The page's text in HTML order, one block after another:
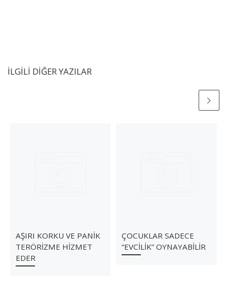
İLGILI DIĞER YAZILAR
AŞIRI KORKU VE PANİK
TERÖRİZME HİZMET
EDER
ÇOCUKLAR SADECE
“EVCİLİK” OYNAYABİLİR